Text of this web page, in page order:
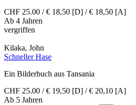
CHF 25.00 / € 18,50 [D] / € 18,50 [A]
Ab 4 Jahren
vergriffen
Kilaka, John
Schneller Hase
Ein Bilderbuch aus Tansania
CHF 25.00 / € 19,50 [D] / € 20,10 [A]
Ab 5 Jahren